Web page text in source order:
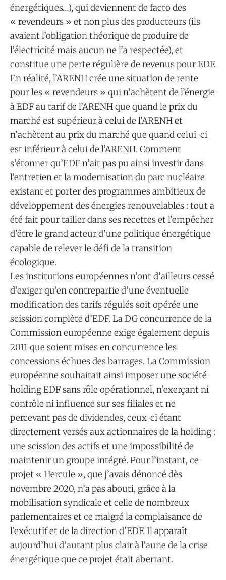
énergétiques…), qui deviennent de facto des
« revendeurs » et non plus des producteurs (ils
avaient l’obligation théorique de produire de
l’électricité mais aucun ne l’a respectée), et
constitue une perte régulière de revenus pour EDF.
En réalité, l’ARENH crée une situation de rente
pour les « revendeurs » qui n’achètent de l’énergie
à EDF au tarif de l’ARENH que quand le prix du
marché est supérieur à celui de l’ARENH et
n’achètent au prix du marché que quand celui-ci
est inférieur à celui de l’ARENH. Comment
s’étonner qu’EDF n’ait pas pu ainsi investir dans
l’entretien et la modernisation du parc nucléaire
existant et porter des programmes ambitieux de
développement des énergies renouvelables : tout a
été fait pour tailler dans ses recettes et l’empêcher
d’être le grand acteur d’une politique énergétique
capable de relever le défi de la transition
écologique.
Les institutions européennes n’ont d’ailleurs cessé
d’exiger qu’en contrepartie d’une éventuelle
modification des tarifs régulés soit opérée une
scission complète d’EDF. La DG concurrence de la
Commission européenne exige également depuis
2011 que soient mises en concurrence les
concessions échues des barrages. La Commission
européenne souhaitait ainsi imposer une société
holding EDF sans rôle opérationnel, n’exerçant ni
contrôle ni influence sur ses filiales et ne
percevant pas de dividendes, ceux-ci étant
directement versés aux actionnaires de la holding :
une scission des actifs et une impossibilité de
maintenir un groupe intégré. Pour l’instant, ce
projet « Hercule », que j’avais dénoncé dès
novembre 2020, n’a pas abouti, grâce à la
mobilisation syndicale et celle de nombreux
parlementaires et ce malgré la complaisance de
l’exécutif et de la direction d’EDF. Il apparaît
aujourd’hui d’autant plus clair à l’aune de la crise
énergétique que ce projet était aberrant.